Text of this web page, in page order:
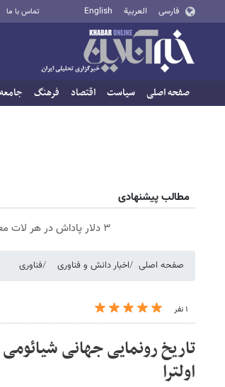
فارسی العربية English تماس با ما
صفحه اصلی سیاست اقتصاد فرهنگ جامعه
مطالب پیشنهادی
۳ دلار پاداش در هر لات معاملاتی در بروکر اینوسلو
صفحه اصلی اخبار دانش و فناوری فناوری
۱ نفر
اولترا